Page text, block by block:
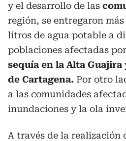
y el desarrollo de las
región, se entregaron
litros de agua potable a
poblaciones afectadas
sequía en la Alta
de Cartagena. Por otro
a las comunidades
inundaciones y la ola
A través de la realización